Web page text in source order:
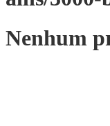
Nenhum